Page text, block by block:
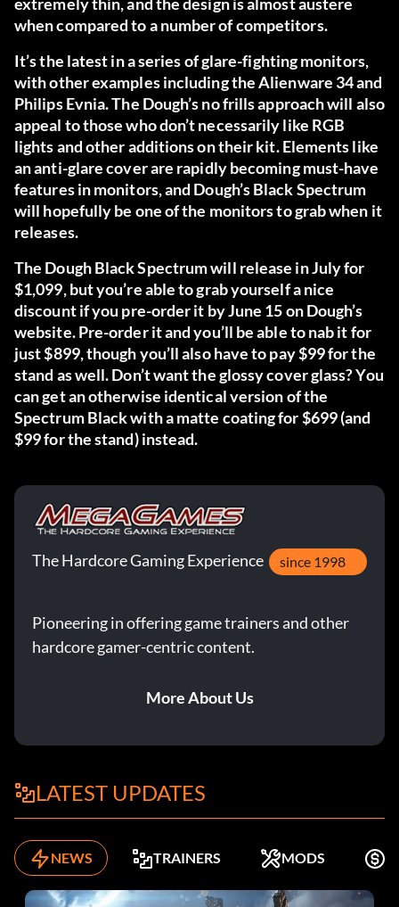
when compared to a number of competitors.
It’s the latest in a series of glare-fighting monitors,
with other examples including the Alienware 34 and
Philips Evnia. The Dough’s no frills approach will also
appeal to those who don’t necessarily like RGB
lights and other additions on their kit. Elements like
an anti-glare cover are rapidly becoming must-have
features in monitors, and Dough’s Black Spectrum
will hopefully be one of the monitors to grab when it
releases.
The Dough Black Spectrum will release in July for
$1,099, but you’re able to grab yourself a nice
discount if you pre-order it by June 15 onDough’s
website. Pre-order it and you’ll be able to nab it for
just $899, though you’ll also have to pay $99 for the
stand as well. Don’t want the glossy cover glass? You
can get an otherwise identical version of the
Spectrum Black with a matte coating for $699 (and
$99 for the stand) instead.
The Hardcore Gaming Experience since 1998
Pioneering in offering game trainers and other
hardcore gamer-centric content.
More About Us
LATEST UPDATES
NEWS TRAINERS MODS